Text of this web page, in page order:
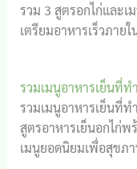
รวม 3 สูตรอกไก่และ
เตรียมอาหารเร็วภาย
รวมเมนูอาหารเย็นที่ท
รวมเมนูอาหารเย็นที่ท
สูตรอาหารเย็นอกไก่
เมนูยอดนิยมเพื่อสุขภ